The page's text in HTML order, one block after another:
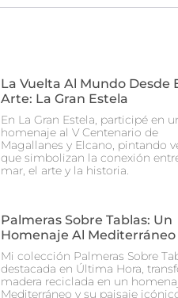
La Vuelta Al Mundo Desde
Arte: La Gran Estela
En La Gran Estela, participé en
homenaje al V Centenario de
Magallanes y Elcano, pintando
que simbolizan la conexión
mar, el arte y la historia.
Palmeras Sobre Tablas: Un
Homenaje Al Mediterráneo
Mi colección Palmeras Sobre
destacada en Última Hora,
madera reciclada en un
Mediterráneo y su paisaje